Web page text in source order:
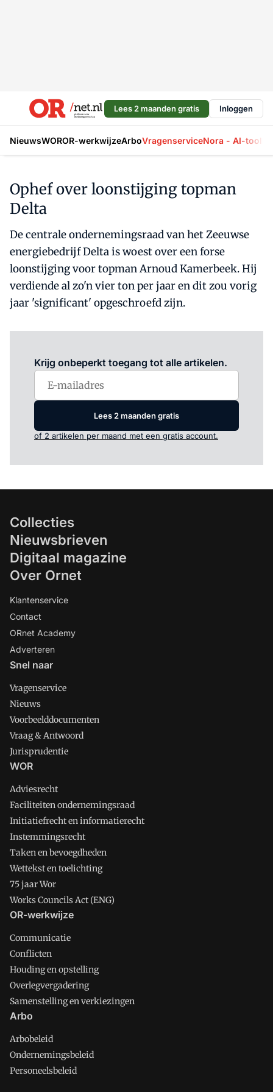
Lees 2 maanden gratis Inloggen
NieuwsWOROR-werkwijzeArboVragenserviceNora - AI-tool
Ophef over loonstijging topman
Delta
De centrale ondernemingsraad van het Zeeuwse
energiebedrijf Delta is woest over een forse
loonstijging voor topman Arnoud Kamerbeek. Hij
verdiende al zo'n vier ton per jaar en dit zou vorig
jaar 'significant' opgeschroefd zijn.
Krijg onbeperkt toegang tot alle artikelen.
Lees 2 maanden gratis
of 2 artikelen per maand met een gratis account.
Collecties
Nieuwsbrieven
Digitaal magazine
Over Ornet
Klantenservice
Contact
ORnet Academy
Adverteren
Snel naar
Vragenservice
Nieuws
Voorbeelddocumenten
Vraag & Antwoord
Jurisprudentie
WOR
Adviesrecht
Faciliteiten ondernemingsraad
Initiatiefrecht en informatierecht
Instemmingsrecht
Taken en bevoegdheden
Wettekst en toelichting
75 jaar Wor
Works Councils Act (ENG)
OR-werkwijze
Communicatie
Conflicten
Houding en opstelling
Overlegvergadering
Samenstelling en verkiezingen
Arbo
Arbobeleid
Ondernemingsbeleid
Personeelsbeleid